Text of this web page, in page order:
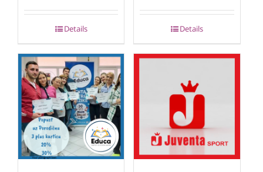
Details Details